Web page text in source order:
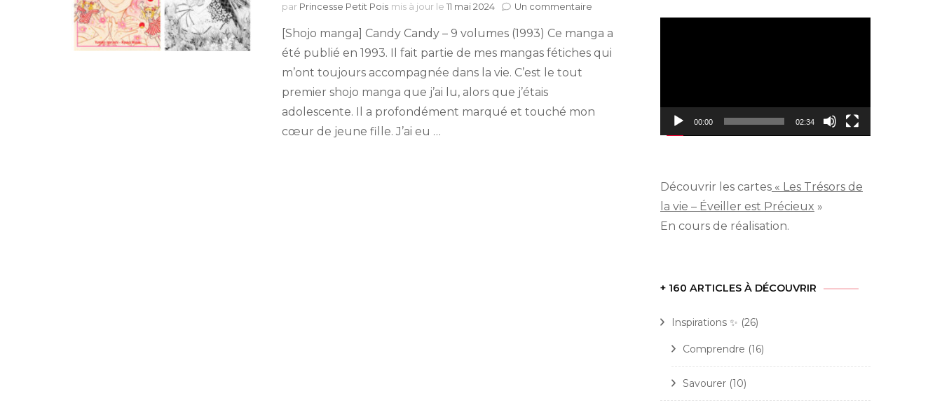
par Princesse Petit Pois mis à jour le 11 mai 2024 Un commentaire
de
Yumiko
Igarashi
[Shojo manga] Candy Candy – 9 volumes (1993) Ce manga a
été publié en 1993. Il fait partie de mes mangas fétiches qui
m’ont toujours accompagnée dans la vie. C’est le tout
premier shojo manga que j’ai lu, alors que j’étais
adolescente. Il a profondément marqué et touché mon
cœur de jeune fille. J’ai eu …
00:00 02:34
Découvrir les cartes « Les Trésors de
la vie – Éveiller est Précieux »
En cours de réalisation.
+ 160 ARTICLES À DÉCOUVRIR
Inspirations ✨ (26)
Comprendre (16)
Savourer (10)